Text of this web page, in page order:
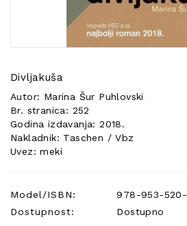
Divljakuša
Autor: Marina Šur Puhlovski
Br. stranica: 252
Godina izdavanja: 2018.
Nakladnik: Taschen / Vbz
Uvez: meki
Model/ISBN:
978-953-
Dostupnost:
Dostupno